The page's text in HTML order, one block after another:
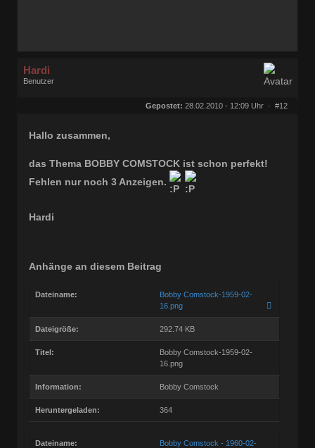
Hardi
Benutzer
Gepostet: 28.02.2010 - 12:09 Uhr · #12
Hallo zusammen,
das Thema BOBBY COMSTOCK ist schon perfekt!
Fehlen nur noch 3 Anzeigen.
Hardi
Anhänge an diesem Beitrag
Dateiname:
Bobby Comstock-1959-02-
16.png
Dateigröße: 292.74 KB
Titel:
Bobby Comstock-1959-02-
16.png
Information: Bobby Comstock
Heruntergeladen: 364
Dateiname:
Bobby Comstock - 1960-02-